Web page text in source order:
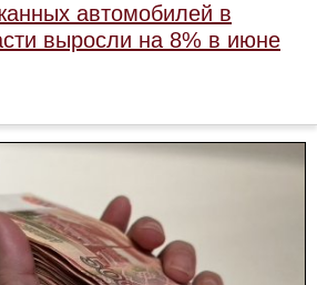
автомобилей в
выросли на 8% в июне